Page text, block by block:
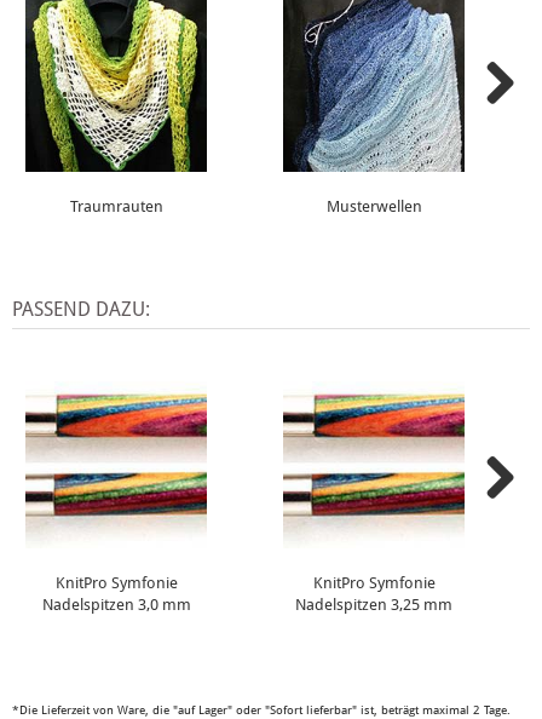
Traumrauten Musterwellen
PASSEND DAZU:
KnitPro Symfonie
Nadelspitzen 3,0 mm
KnitPro Symfonie
Nadelspitzen 3,25 mm
*Die Lieferzeit von Ware, die "auf Lager" oder "Sofort lieferbar" ist, beträgt maximal 2 Tage.